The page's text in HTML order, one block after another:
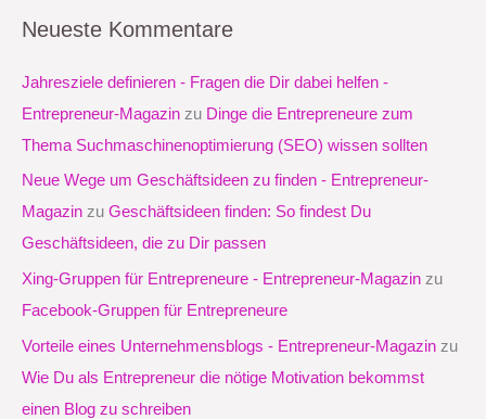
h
e
n
n
Neueste Kommentare
Jahresziele definieren - Fragen die Dir dabei helfen -
Entrepreneur-Magazin zu Dinge die Entrepreneure zum
Thema Suchmaschinenoptimierung (SEO) wissen sollten
Neue Wege um Geschäftsideen zu finden - Entrepreneur-
Magazin zu Geschäftsideen finden: So findest Du
Geschäftsideen, die zu Dir passen
Xing-Gruppen für Entrepreneure - Entrepreneur-Magazin zu
Facebook-Gruppen für Entrepreneure
Vorteile eines Unternehmensblogs - Entrepreneur-Magazin zu
Wie Du als Entrepreneur die nötige Motivation bekommst
einen Blog zu schreiben